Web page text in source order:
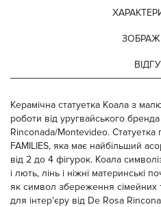
Керамічна статуетка Коала з
роботи від уругвайського
Rinconada/Montevideo. Статуетка
FAMILIES, яка має найбільший
від 2 до 4 фігурок. Коала
і лють, лінь і ніжні материнські
як символ збереження сімейних
для інтер'єру від De Rosa